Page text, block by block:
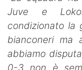
Juve e
condizionato la
bianconeri ma
abbiamo
0-3 non è